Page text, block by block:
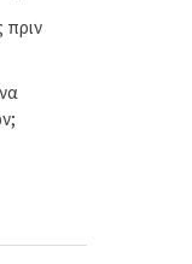
πριν